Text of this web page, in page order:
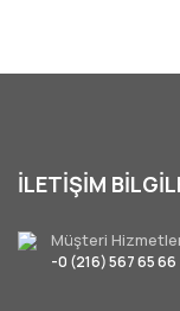
İLETİŞİM
Müşteri
-0 (216) 567 65 66